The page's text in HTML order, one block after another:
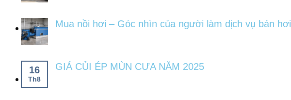
Mua nồi hơi – Góc nhìn của người làm dịch vụ bán
16
Th8
GIÁ CỦI ÉP MÙN CƯA NĂM 2025